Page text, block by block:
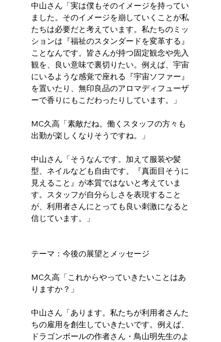
中山さん「実は僕もそのイメージを持ってい
ました。そのイメージを崩していくことが私
たちは必要だと考えています。私たちのミッ
ションは『福祉のスタンダードを変革する』
ことなんです。皆さんが持つ固定観念や先入
観を、良い意味で裏切りたい。例えば、宇宙
にいるような感覚で座れる『宇宙ソファー』
を置いたり、無印良品のアロマディフューザ
ーで香りにもこだわったりしています。」
MC久高「素敵だね。働くスタッフの方々も
出勤が楽しくなりそうですね。」
中山さん「そうなんです。加えて服装や髪
型、ネイルなども自由です。『真面目そうに
見えること』が本質ではないと考えていま
す。スタッフが自分らしさを表現すること
が、利用者さんにとっても良い刺激になると
信じています。」
テーマ：今後の展望とメッセージ
MC久高「これからやっていきたいことはあ
りますか？」
中山さん「あります。私たちが利用者さんた
ちの雇用を創生していきたいです。例えば、
ドラゴンボールの作者さん・鳥山明先生のよ